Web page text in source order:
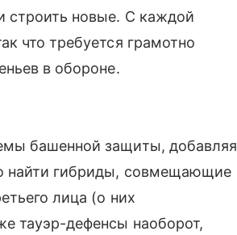
строить новые. С каждой
что требуется грамотно
в обороне.
башенной защиты, добавляя
найти гибриды, совмещающие
лица (о них
тауэр-дефенсы наоборот,